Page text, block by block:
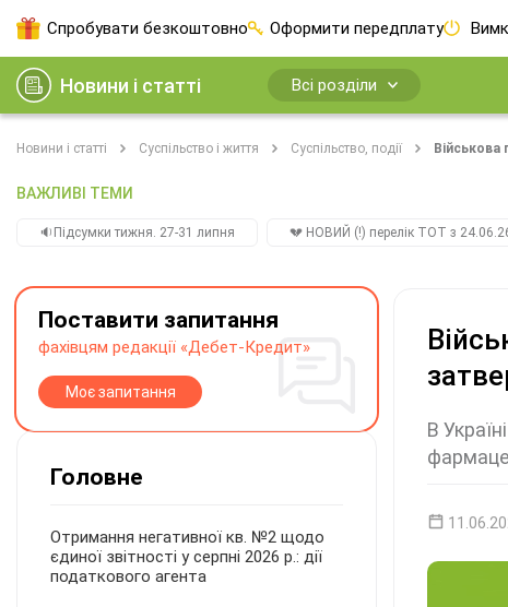
Спробувати безкоштовно Оформити передплату
Новини і статті Всі розділи
Новини і статті Суспільство і життя Суспільство, події Військова
ВАЖЛИВІ ТЕМИ
🔉Підсумки тижня. 27-31 липня 💔 НОВИЙ (!) перелік ТОТ з
В
Поставити запитання
фахівцям редакції «Дебет-Кредит»
Моє запитання
Головне
Отримання негативної кв. №2 щодо
єдиної звітності у серпні 2026 р.: дії
податкового агента